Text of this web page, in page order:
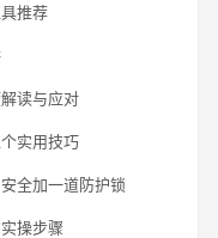
推荐
读与应对
实用技巧
全加一道防护锁
操步骤